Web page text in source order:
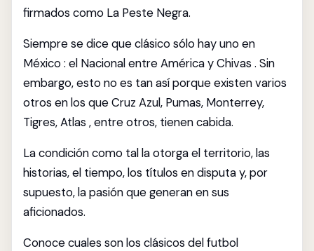
firmados como La Peste Negra.
Siempre se dice que clásico sólo hay uno en
México : el Nacional entre América y Chivas . Sin
embargo, esto no es tan así porque existen varios
otros en los que Cruz Azul, Pumas, Monterrey,
Tigres, Atlas , entre otros, tienen cabida.
La condición como tal la otorga el territorio, las
historias, el tiempo, los títulos en disputa y, por
supuesto, la pasión que generan en sus
aficionados.
Conoce cuales son los clásicos del futbol